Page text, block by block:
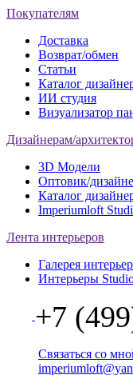
Покупателям
Доставка
Возврат/обмен
Статьи
Каталог
ИИ студия
Визуализатор
Дизайнерам/
3D Модели
Оптовик/
Каталог
Imperiumloft
Лента интерьеров
Галерея
Интерьеры
+7
Связаться со